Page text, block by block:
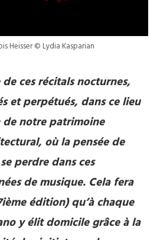
Heisser © Lydia Kasparian
ces récitals nocturnes,
et perpétués, dans ce lieu
notre patrimoine
où la pensée de
perdre dans ces
de musique. Cela fera
édition) qu’à chaque
y élit domicile grâce à la